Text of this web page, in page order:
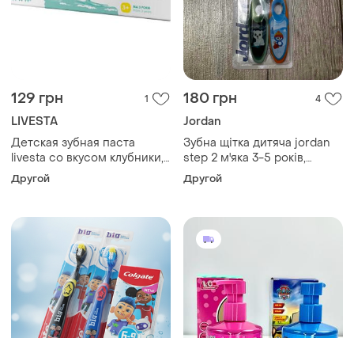
129 грн 1
LIVESTA
Детская зубная паста
livesta со вкусом клубники,
50 г
Другой
180 грн 4
Jordan
Зубна щітка дитяча jordan
step 2 м'яка 3-5 років,
упаковка 2 шт
Другой